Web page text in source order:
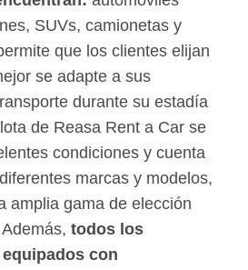
SUVs, camionetas y
que los clientes elijan
se adapte a sus
durante su estadía
de Reasa Rent a Car se
condiciones y cuenta
marcas y modelos,
amplia gama de elección
Además,todos los
con